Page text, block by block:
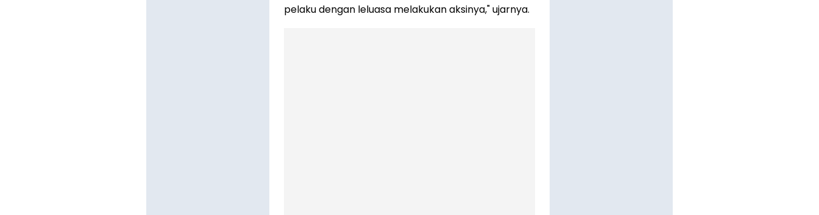
pelaku dengan leluasa melakukan aksinya," ujarnya.